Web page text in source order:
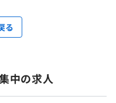
る
中の求人